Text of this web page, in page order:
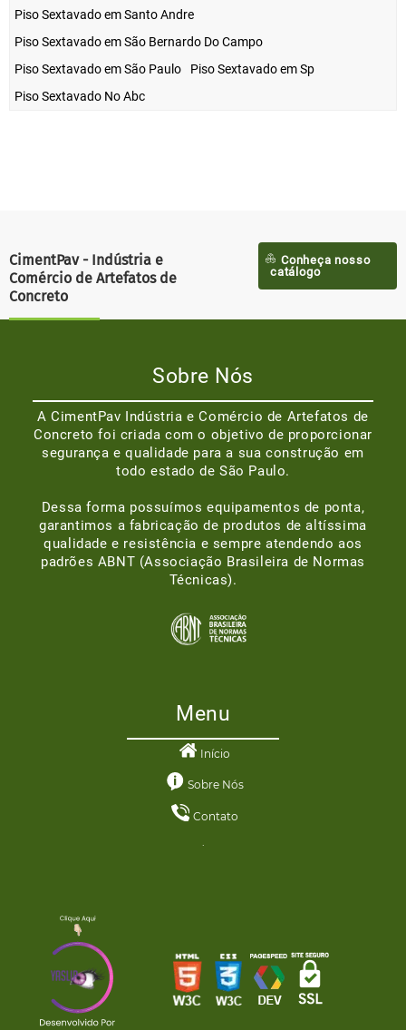
Piso Sextavado em Santo Andre
Piso Sextavado em São Bernardo Do Campo
Piso Sextavado em São Paulo
Piso Sextavado em Sp
Piso Sextavado No Abc
CimentPav - Indústria e
Comércio de Artefatos de
Concreto
Conheça nosso
catálogo
Sobre Nós
A CimentPav Indústria e Comércio de Artefatos de
Concreto foi criada com o objetivo de proporcionar
segurança e qualidade para a sua construção em
todo estado de São Paulo.
Dessa forma possuímos equipamentos de ponta,
garantimos a fabricação de produtos de altíssima
qualidade e resistência e sempre atendendo aos
padrões ABNT (Associação Brasileira de Normas
Técnicas).
Menu
Início
Sobre Nós
Contato
.